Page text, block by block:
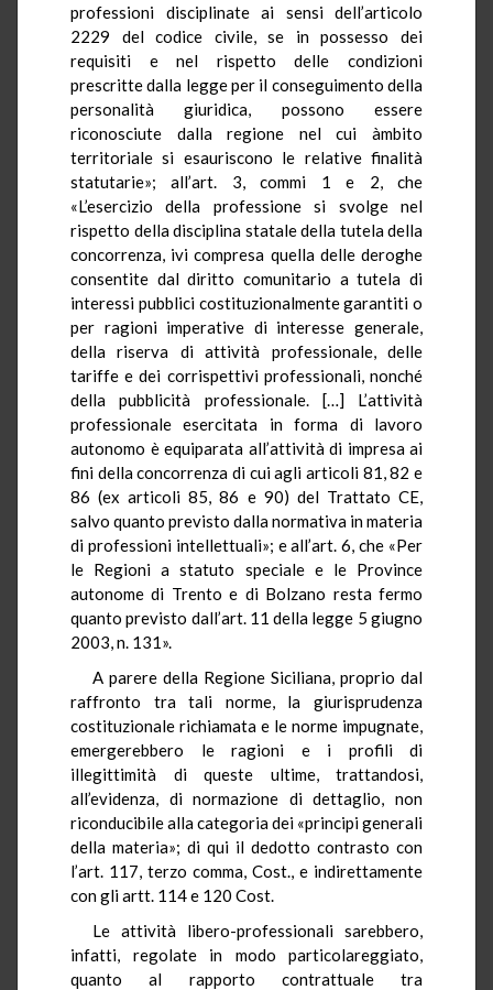
professioni disciplinate ai sensi dell’articolo
2229 del codice civile, se in possesso dei
requisiti e nel rispetto delle condizioni
prescritte dalla legge per il conseguimento della
personalità giuridica, possono essere
riconosciute dalla regione nel cui àmbito
territoriale si esauriscono le relative finalità
statutarie»; all’art. 3, commi 1 e 2, che
«L’esercizio della professione si svolge nel
rispetto della disciplina statale della tutela della
concorrenza, ivi compresa quella delle deroghe
consentite dal diritto comunitario a tutela di
interessi pubblici costituzionalmente garantiti o
per ragioni imperative di interesse generale,
della riserva di attività professionale, delle
tariffe e dei corrispettivi professionali, nonché
della pubblicità professionale. […] L’attività
professionale esercitata in forma di lavoro
autonomo è equiparata all’attività di impresa ai
fini della concorrenza di cui agli articoli 81, 82 e
86 (ex articoli 85, 86 e 90) del Trattato CE,
salvo quanto previsto dalla normativa in materia
di professioni intellettuali»; e all’art. 6, che «Per
le Regioni a statuto speciale e le Province
autonome di Trento e di Bolzano resta fermo
quanto previsto dall’art. 11 della legge 5 giugno
2003, n. 131».
A parere della Regione Siciliana, proprio dal
raffronto tra tali norme, la giurisprudenza
costituzionale richiamata e le norme impugnate,
emergerebbero le ragioni e i profili di
illegittimità di queste ultime, trattandosi,
all’evidenza, di normazione di dettaglio, non
riconducibile alla categoria dei «principi generali
della materia»; di qui il dedotto contrasto con
l’art. 117, terzo comma, Cost., e indirettamente
con gli artt. 114 e 120 Cost.
Le attività libero-professionali sarebbero,
infatti, regolate in modo particolareggiato,
quanto al rapporto contrattuale tra